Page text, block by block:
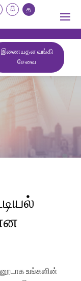
සි த
இணையதள வங்கி
சேவை
உங்களின்